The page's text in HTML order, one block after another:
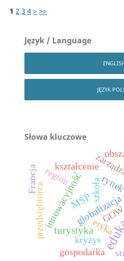
1 2 3 4 > >>
Język / Language
JĘZYK
Słowa kluczowe
globalizacja
MŚP
turystyka
innowacyjność
przedsiębiorca etyka
kryzys
kształcenie
region
szkoła
Francja
gospodarka